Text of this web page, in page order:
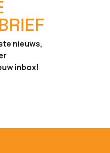
nieuws,
inbox!